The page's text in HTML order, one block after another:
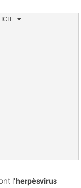
l’herpèsvirus